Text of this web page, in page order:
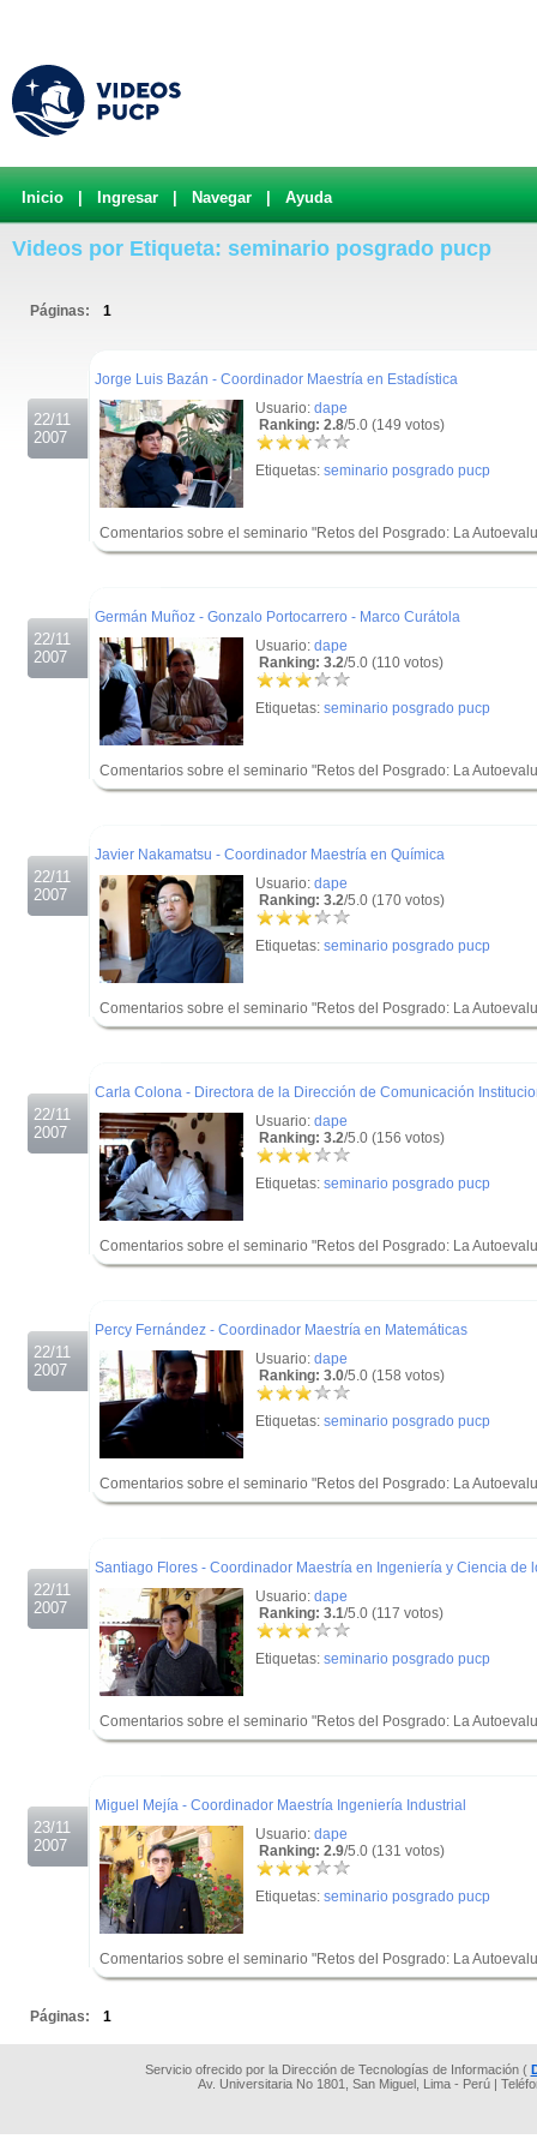
Inicio Ingresar Navegar Ayuda
Videos por Etiqueta: seminario posgrado pucp
Páginas: 1
22/11
2007
Jorge Luis Bazán - Coordinador Maestría en Estadística
Usuario: dape
Ranking: 2.8/5.0 (149 votos)
Etiquetas: seminario posgrado pucp
Comentarios sobre el seminario "Retos del Posgrado: La
22/11
2007
Germán Muñoz - Gonzalo Portocarrero - Marco Curátola
Usuario: dape
Ranking: 3.2/5.0 (110 votos)
Etiquetas: seminario posgrado pucp
Comentarios sobre el seminario "Retos del Posgrado: La
22/11
2007
Javier Nakamatsu - Coordinador Maestría en Química
Usuario: dape
Ranking: 3.2/5.0 (170 votos)
Etiquetas: seminario posgrado pucp
Comentarios sobre el seminario "Retos del Posgrado: La
22/11
2007
Carla Colona - Directora de la Dirección de Comunicación
Usuario: dape
Ranking: 3.2/5.0 (156 votos)
Etiquetas: seminario posgrado pucp
Comentarios sobre el seminario "Retos del Posgrado: La
22/11
2007
Percy Fernández - Coordinador Maestría en Matemáticas
Usuario: dape
Ranking: 3.0/5.0 (158 votos)
Etiquetas: seminario posgrado pucp
Comentarios sobre el seminario "Retos del Posgrado: La
22/11
2007
Santiago Flores - Coordinador Maestría en Ingeniería y Ciencia de
Usuario: dape
Ranking: 3.1/5.0 (117 votos)
Etiquetas: seminario posgrado pucp
Comentarios sobre el seminario "Retos del Posgrado: La
23/11
2007
Miguel Mejía - Coordinador Maestría Ingeniería Industrial
Usuario: dape
Ranking: 2.9/5.0 (131 votos)
Etiquetas: seminario posgrado pucp
Comentarios sobre el seminario "Retos del Posgrado: La
Páginas: 1
Servicio ofrecido por la Dirección de Tecnologías de Información (
Av. Universitaria No 1801, San Miguel, Lima - Perú |